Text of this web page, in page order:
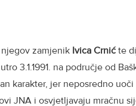
zamjenik Ivica Crnićte
3.1.1991. na područje od
karakter, jer neposredno
JNA i osvjetljavaju mračnu